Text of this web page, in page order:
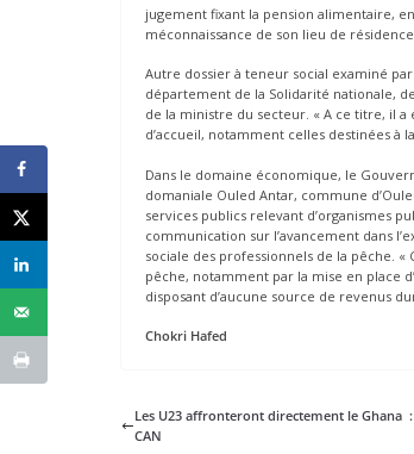
jugement fixant la pension alimentaire,
méconnaissance de son lieu de résidence
Autre dossier à teneur social examiné
département de la Solidarité nationale,
de la ministre du secteur. « A ce titre, il
d’accueil, notamment celles destinées à
Dans le domaine économique, le
domaniale Ouled Antar, commune
services publics relevant d’organismes
communication sur l’avancement dans
sociale des professionnels de la pêche.
pêche, notamment par la mise en place
disposant d’aucune source de revenus
Chokri Hafed
Les U23 affronteront directement le Ghana
CAN